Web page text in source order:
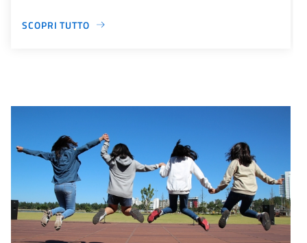
SCOPRI TUTTO